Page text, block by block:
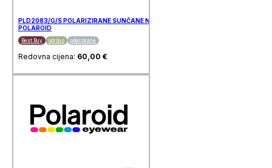
PLD2083/G/S POLARIZIRANE SUNČANE NAOČALE
POLAROID
Best Buy održivo polarizirane
Redovna cijena: 60,00 €